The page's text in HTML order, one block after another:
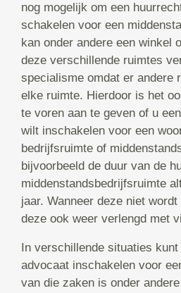
nog mogelijk om een
schakelen voor een
kan onder andere een winkel
deze verschillende ruimtes
specialisme omdat er andere
elke ruimte. Hierdoor is het
te voren aan te geven of u
wilt inschakelen voor een
bedrijfsruimte of
bijvoorbeeld de duur van de
middenstandsbedrijfsruimte
jaar. Wanneer deze niet
deze ook weer verlengd met
In verschillende situaties
advocaat inschakelen voor
van die zaken is onder